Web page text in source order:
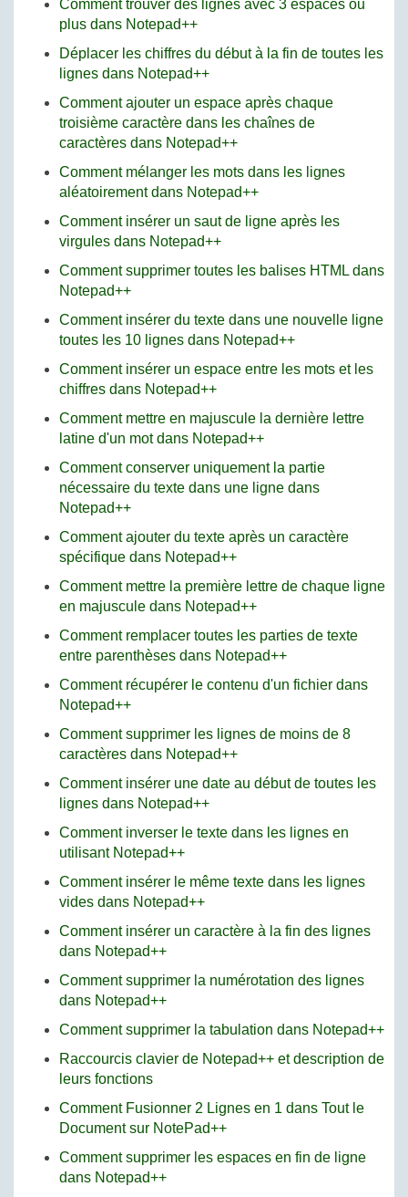
Comment trouver des lignes avec 3 espaces ou
plus dans Notepad++
Déplacer les chiffres du début à la fin de toutes les
lignes dans Notepad++
Comment ajouter un espace après chaque
troisième caractère dans les chaînes de
caractères dans Notepad++
Comment mélanger les mots dans les lignes
aléatoirement dans Notepad++
Comment insérer un saut de ligne après les
virgules dans Notepad++
Comment supprimer toutes les balises HTML dans
Notepad++
Comment insérer du texte dans une nouvelle ligne
toutes les 10 lignes dans Notepad++
Comment insérer un espace entre les mots et les
chiffres dans Notepad++
Comment mettre en majuscule la dernière lettre
latine d'un mot dans Notepad++
Comment conserver uniquement la partie
nécessaire du texte dans une ligne dans
Notepad++
Comment ajouter du texte après un caractère
spécifique dans Notepad++
Comment mettre la première lettre de chaque ligne
en majuscule dans Notepad++
Comment remplacer toutes les parties de texte
entre parenthèses dans Notepad++
Comment récupérer le contenu d'un fichier dans
Notepad++
Comment supprimer les lignes de moins de 8
caractères dans Notepad++
Comment insérer une date au début de toutes les
lignes dans Notepad++
Comment inverser le texte dans les lignes en
utilisant Notepad++
Comment insérer le même texte dans les lignes
vides dans Notepad++
Comment insérer un caractère à la fin des lignes
dans Notepad++
Comment supprimer la numérotation des lignes
dans Notepad++
Comment supprimer la tabulation dans Notepad++
Raccourcis clavier de Notepad++ et description de
leurs fonctions
Comment Fusionner 2 Lignes en 1 dans Tout le
Document sur NotePad++
Comment supprimer les espaces en fin de ligne
dans Notepad++